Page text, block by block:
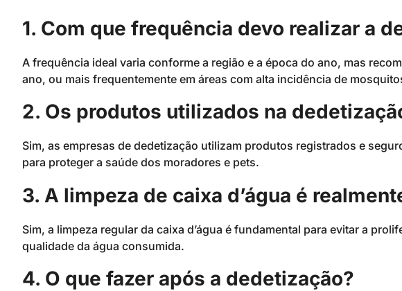
1. Com que frequência devo realizar a
A frequência ideal varia conforme a região e a época do ano, mas
ano, ou mais frequentemente em áreas com alta incidência de
2. Os produtos utilizados na
Sim, as empresas de dedetização utilizam produtos registrados e
para proteger a saúde dos moradores e pets.
3. A limpeza de caixa d’água é
Sim, a limpeza regular da caixa d’água é fundamental para evitar a
qualidade da água consumida.
4. O que fazer após a dedetização?